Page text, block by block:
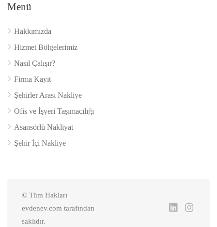
Menü
Hakkımızda
Hizmet Bölgelerimiz
Nasıl Çalışır?
Firma Kayıt
Şehirler Arası Nakliye
Ofis ve İşyeri Taşımacılığı
Asansörlü Nakliyat
Şehir İçi Nakliye
© Tüm Hakları
evdenev.com tarafından
saklıdır.